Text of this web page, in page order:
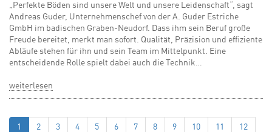
„Perfekte Böden sind unsere Welt und unsere Leidenschaft“, sagt
Andreas Guder, Unternehmenschef von der A. Guder Estriche
GmbH im badischen Graben-Neudorf. Dass ihm sein Beruf große
Freude bereitet, merkt man sofort. Qualität, Präzision und effiziente
Abläufe stehen für ihn und sein Team im Mittelpunkt. Eine
entscheidende Rolle spielt dabei auch die Technik…
weiterlesen
1 2 3 4 5 6 7 8 9 10 11 12